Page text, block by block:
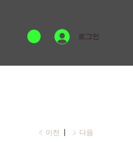
로그인
이전 다음